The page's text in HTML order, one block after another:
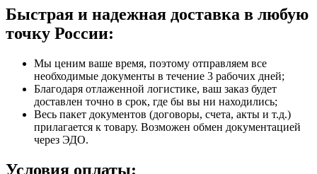
Быстрая и надежная доставка в любую
точку России:
Мы ценим ваше время, поэтому отправляем все
необходимые документы в течение 3 рабочих дней;
Благодаря отлаженной логистике, ваш заказ будет
доставлен точно в срок, где бы вы ни находились;
Весь пакет документов (договоры, счета, акты и т.д.)
прилагается к товару. Возможен обмен документацией
через ЭДО.
Условия оплаты: